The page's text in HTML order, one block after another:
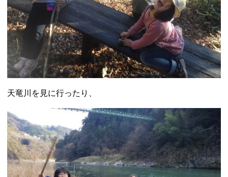
天竜川を見に行ったり、